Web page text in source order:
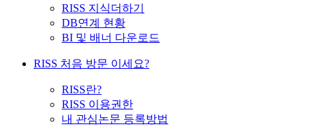
RISS 지식더하기
DB연계 현황
BI 및 배너 다운로드
RISS 처음 방문 이세요?
RISS란?
RISS 이용권한
내 관심논문 등록방법